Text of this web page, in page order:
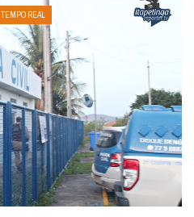
TEMPO REAL